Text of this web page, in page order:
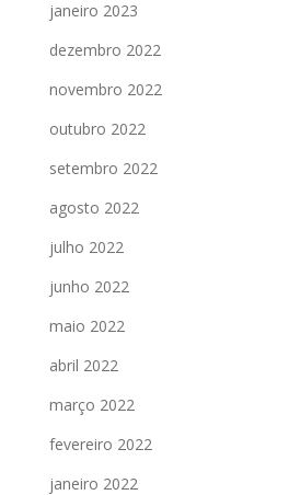
janeiro 2023
dezembro 2022
novembro 2022
outubro 2022
setembro 2022
agosto 2022
julho 2022
junho 2022
maio 2022
abril 2022
março 2022
fevereiro 2022
janeiro 2022